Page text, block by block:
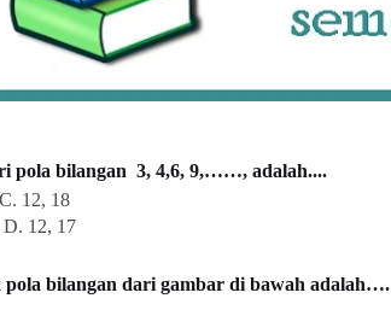
pola bilangan 3, 4,6, 9,……, adalah....
18
17
pola bilangan dari gambar di bawah adalah….